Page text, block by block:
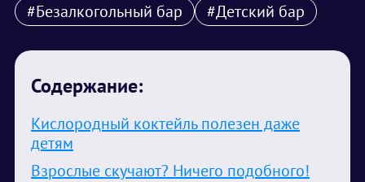
#Безалкогольный бар #Детский бар
Содержание:
Кислородный коктейль полезен даже
детям
Взрослые скучают? Ничего подобного!